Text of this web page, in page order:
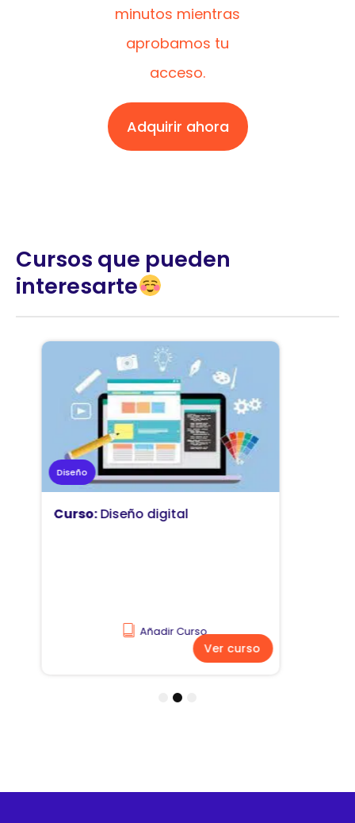
minutos mientras
aprobamos tu
acceso.
Adquirir ahora
Cursos que pueden
interesarte
Marketing
Curso:Diseño y comunicación
Añadir Curso
Ver curso